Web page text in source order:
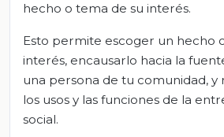
hecho o tema de su interés.
Esto permite escoger un hecho
interés, encausarlo hacia la
una persona de tu comunidad, y
los usos y las funciones de la
social.